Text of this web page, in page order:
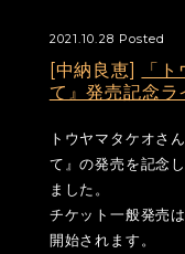
2021.10.28 Posted
[中納良恵]
「
て』発売記念ラ
トウヤマタケオさ
て』の発売を記念
ました。
チケット一般発売
開始されます。